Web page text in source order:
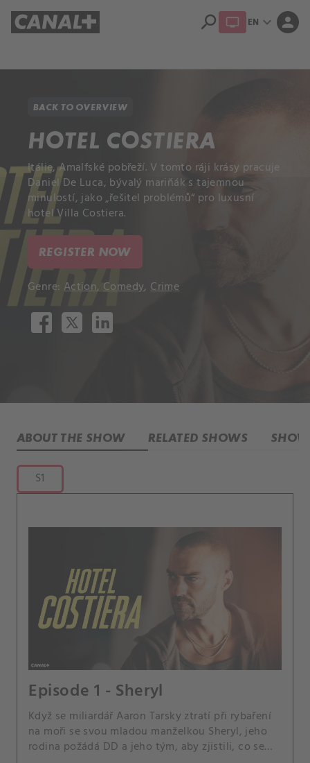
search EN expand_more person
BACK TO OVERVIEW
HOTEL COSTIERA
Itálie, Amalfské pobřeží. V tomto ráji krásy pracuje
Daniel De Luca, bývalý mariňák s tajemnou
minulostí, jako „řešitel problémů“ pro luxusní
hotel Villa Costiera.
REGISTER NOW
Genre: Action,Comedy,Crime
ABOUT THE SHOW RELATED SHOWS
S1
Episode 1 - Sheryl
Když se miliardář Aaron Tarsky ztratí při rybaření
na moři se svou mladou manželkou Sheryl, jeho
rodina požádá DD a jeho tým, aby zjistili, co se